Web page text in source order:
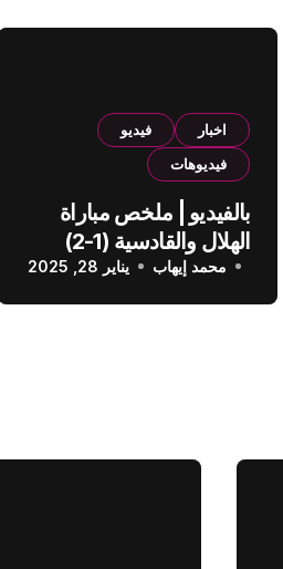
اخبار
فيديو
فيديوهات
بالفيديو | ملخص مباراة
الهلال والقادسية (1-2)
الدوري السعودي
محمد إيهاب يناير 28, 2025